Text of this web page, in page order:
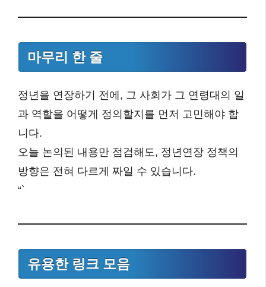
마무리 한 줄
정년을 연장하기 전에, 그 사회가 그 연령대의 일
과 역할을 어떻게 정의할지를 먼저 고민해야 합
니다.
오늘 논의된 내용만 점검해도, 정년연장 정책의
방향은 전혀 다르게 짜일 수 있습니다.
“`
유용한 링크 모음